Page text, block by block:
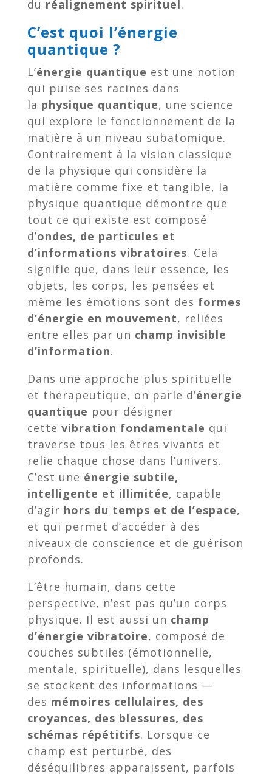
du réalignement spirituel .
C’est quoi l’énergie
quantique ?
L’énergie quantique est une notion
qui puise ses racines dans
la physique quantique, une science
qui explore le fonctionnement de la
matière à un niveau subatomique.
Contrairement à la vision classique
de la physique qui considère la
matière comme fixe et tangible, la
physique quantique démontre que
tout ce qui existe est composé
d’ondes, de particules et
d’informations vibratoires. Cela
signifie que, dans leur essence, les
objets, les corps, les pensées et
même les émotions sont des formes
d’énergie en mouvement, reliées
entre elles par un champ invisible
d’information.
Dans une approche plus spirituelle
et thérapeutique, on parle d’énergie
quantique pour désigner
cette vibration fondamentale qui
traverse tous les êtres vivants et
relie chaque chose dans l’univers.
C’est une énergie subtile,
intelligente et illimitée, capable
d’agir hors du temps et de l’espace,
et qui permet d’accéder à des
niveaux de conscience et de guérison
profonds.
L’être humain, dans cette
perspective, n’est pas qu’un corps
physique. Il est aussi un champ
d’énergie vibratoire, composé de
couches subtiles (émotionnelle,
mentale, spirituelle), dans lesquelles
se stockent des informations —
des mémoires cellulaires, des
croyances, des blessures, des
schémas répétitifs. Lorsque ce
champ est perturbé, des
déséquilibres apparaissent, parfois